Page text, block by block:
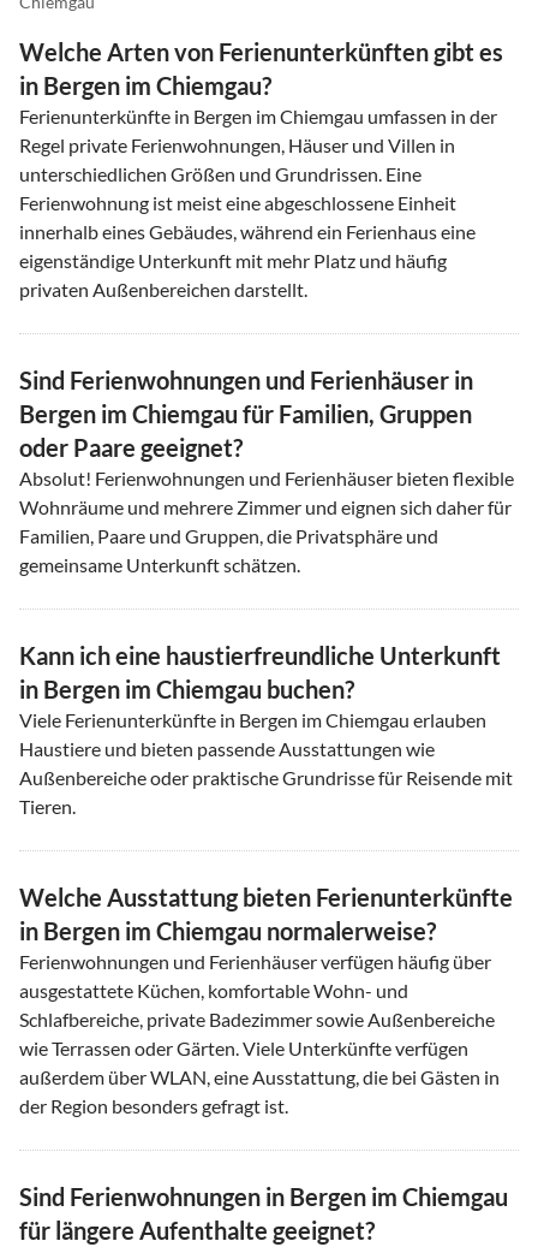
Welche Arten von Ferienunterkünften gibt es
in Bergen im Chiemgau?
Ferienunterkünfte in Bergen im Chiemgau umfassen in der
Regel private Ferienwohnungen, Häuser und Villen in
unterschiedlichen Größen und Grundrissen. Eine
Ferienwohnung ist meist eine abgeschlossene Einheit
innerhalb eines Gebäudes, während ein Ferienhaus eine
eigenständige Unterkunft mit mehr Platz und häufig
privaten Außenbereichen darstellt.
Sind Ferienwohnungen und Ferienhäuser in
Bergen im Chiemgau für Familien, Gruppen
oder Paare geeignet?
Absolut! Ferienwohnungen und Ferienhäuser bieten flexible
Wohnräume und mehrere Zimmer und eignen sich daher für
Familien, Paare und Gruppen, die Privatsphäre und
gemeinsame Unterkunft schätzen.
Kann ich eine haustierfreundliche Unterkunft
in Bergen im Chiemgau buchen?
Viele Ferienunterkünfte in Bergen im Chiemgau erlauben
Haustiere und bieten passende Ausstattungen wie
Außenbereiche oder praktische Grundrisse für Reisende mit
Tieren.
Welche Ausstattung bieten Ferienunterkünfte
in Bergen im Chiemgau normalerweise?
Ferienwohnungen und Ferienhäuser verfügen häufig über
ausgestattete Küchen, komfortable Wohn- und
Schlafbereiche, private Badezimmer sowie Außenbereiche
wie Terrassen oder Gärten. Viele Unterkünfte verfügen
außerdem über WLAN, eine Ausstattung, die bei Gästen in
der Region besonders gefragt ist.
Sind Ferienwohnungen in Bergen im Chiemgau
für längere Aufenthalte geeignet?